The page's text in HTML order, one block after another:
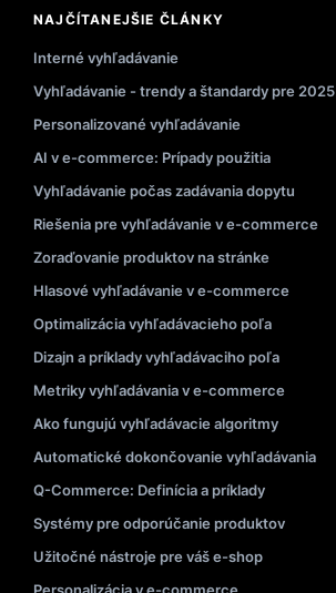
NAJČÍTANEJŠIE ČLÁNKY
Interné vyhľadávanie
Vyhľadávanie - trendy a štandardy pre 2025
Personalizované vyhľadávanie
AI v e-commerce: Prípady použitia
Vyhľadávanie počas zadávania dopytu
Riešenia pre vyhľadávanie v e-commerce
Zoraďovanie produktov na stránke
Hlasové vyhľadávanie v e-commerce
Optimalizácia vyhľadávacieho poľa
Dizajn a príklady vyhľadávaciho poľa
Metriky vyhľadávania v e-commerce
Ako fungujú vyhľadávacie algoritmy
Automatické dokončovanie vyhľadávania
Q-Commerce: Definícia a príklady
Systémy pre odporúčanie produktov
Užitočné nástroje pre váš e-shop
Personalizácia v e-commerce